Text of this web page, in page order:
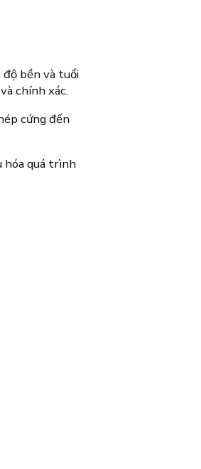
bền và tuổi
chính xác.
cứng đến
hóa quá trình